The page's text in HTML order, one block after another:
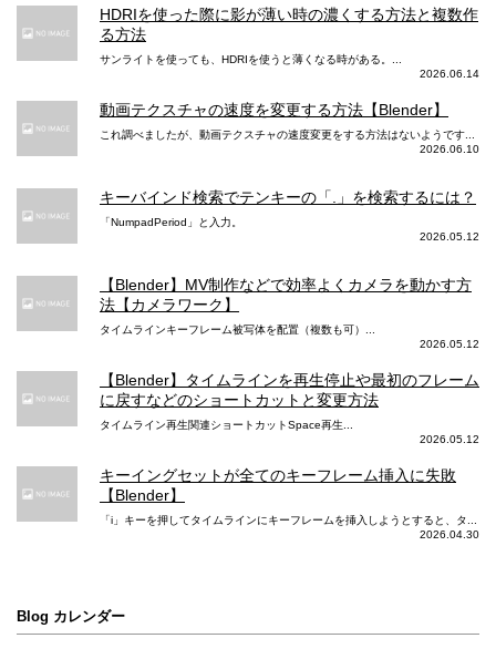
HDRIを使った際に影が薄い時の濃くする方法と複数作
る方法
サンライトを使っても、HDRIを使うと薄くなる時がある。...
2026.06.14
動画テクスチャの速度を変更する方法【Blender】
これ調べましたが、動画テクスチャの速度変更をする方法はないようです...
2026.06.10
キーバインド検索でテンキーの「.」を検索するには？
「NumpadPeriod」と入力。
2026.05.12
【Blender】MV制作などで効率よくカメラを動かす方
法【カメラワーク】
タイムラインキーフレーム被写体を配置（複数も可）...
2026.05.12
【Blender】タイムラインを再生停止や最初のフレーム
に戻すなどのショートカットと変更方法
タイムライン再生関連ショートカットSpace再生...
2026.05.12
キーイングセットが全てのキーフレーム挿入に失敗
【Blender】
「i」キーを押してタイムラインにキーフレームを挿入しようとすると、タ...
2026.04.30
Blog カレンダー